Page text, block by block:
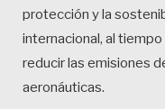
protección y la
internacional, al
reducir las emisiones
aeronáuticas.